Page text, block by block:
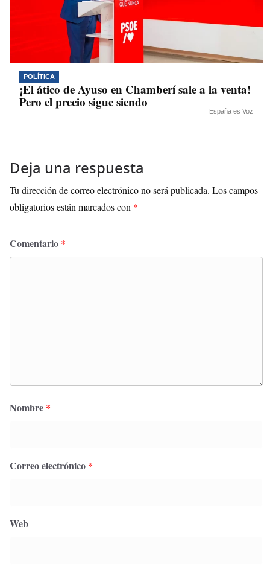
POLÍTICA
¡El ático de Ayuso en Chamberí sale a la venta!
Pero el precio sigue siendo
España es Voz
Deja una respuesta
Tu dirección de correo electrónico no será publicada. Los campos
obligatorios están marcados con *
Comentario *
Nombre *
Correo electrónico *
Web